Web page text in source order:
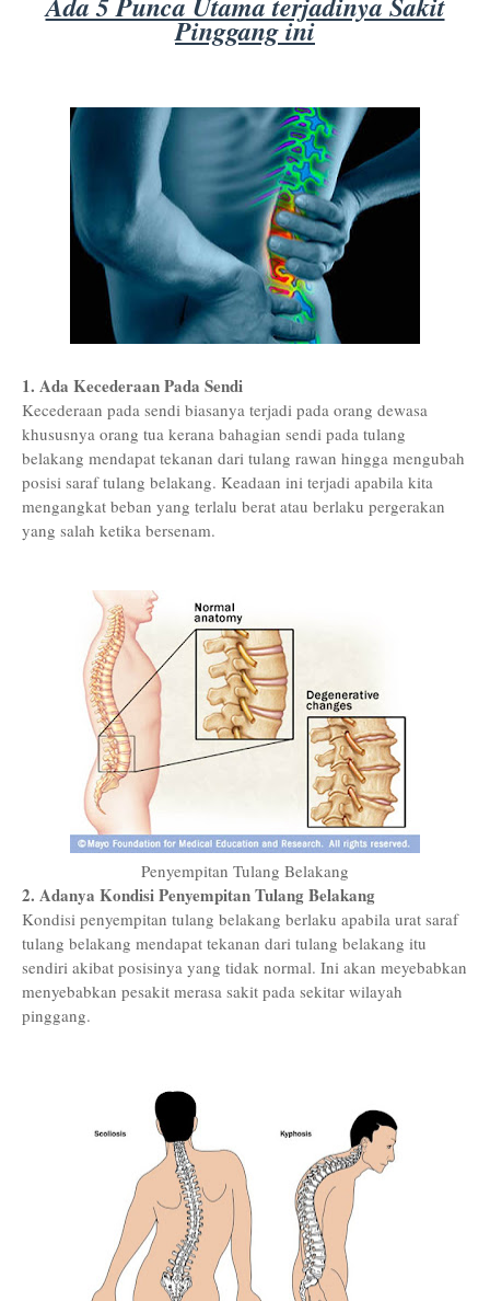
Pinggang ini
1. Ada Kecederaan Pada Sendi
Kecederaan pada sendi biasanya terjadi pada orang dewasa
khususnya orang tua kerana bahagian sendi pada tulang
belakang mendapat tekanan dari tulang rawan hingga mengubah
posisi saraf tulang belakang. Keadaan ini terjadi apabila kita
mengangkat beban yang terlalu berat atau berlaku pergerakan
yang salah ketika bersenam.
Penyempitan Tulang Belakang
2. Adanya Kondisi Penyempitan Tulang Belakang
Kondisi penyempitan tulang belakang berlaku apabila urat saraf
tulang belakang mendapat tekanan dari tulang belakang itu
sendiri akibat posisinya yang tidak normal. Ini akan meyebabkan
menyebabkan pesakit merasa sakit pada sekitar wilayah
pinggang.